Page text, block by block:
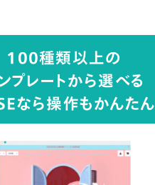
100種類以上の
プレートから選べる
なら操作もかんたん